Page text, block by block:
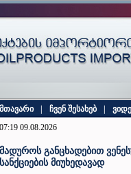
მთავარი ჩვენ შესახებ
07:19 09.08.2026
მადუროს განცხადებით
სანქციების მიუხედავად